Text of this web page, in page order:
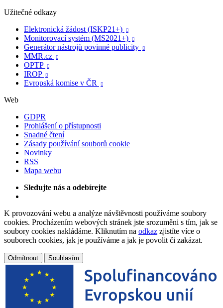
Užitečné odkazy
Elektronická žádost (ISKP21+)

Monitorovací systém (MS2021+) 
Generátor nástrojů povinné publicity 
MMR.cz 
OPTP 
IROP 
Evropská komise v ČR 
Web
GDPR
Prohlášení o přístupnosti
Snadné čtení
Zásady používání souborů cookie
Novinky
RSS
Mapa webu
Sledujte nás a odebírejte
K provozování webu a analýze návštěvnosti používáme soubory
cookies. Procházením webových stránek jste srozuměni s tím, jak se
soubory cookies nakládáme. Kliknutím na odkaz zjistíte více o
souborech cookies, jak je používáme a jak je povolit či zakázat.
Odmítnout Souhlasím